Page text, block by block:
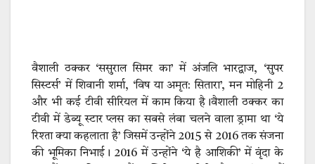
वैशाली ठक्कर ‘ससुराल सिमर का’ में अंजलि भारद्वाज, ‘सुपर
सिस्टर्स’ में शिवानी शर्मा, ‘विष या अमृत: सितारा’, मन मोहिनी 2
और भी कई टीवी सीरियल में काम किया है।वैशाली ठक्कर का
टीवी में डेब्यू स्टार प्लस का सबसे लंबा चलने वाला ड्रामा था ‘ये
रिश्ता क्या कहलाता है’ जिसमें उन्होंने 2015 से 2016 तक संजना
की भूमिका निभाई। 2016 में उन्होंने ‘ये है आशिकी’ में वृंदा के